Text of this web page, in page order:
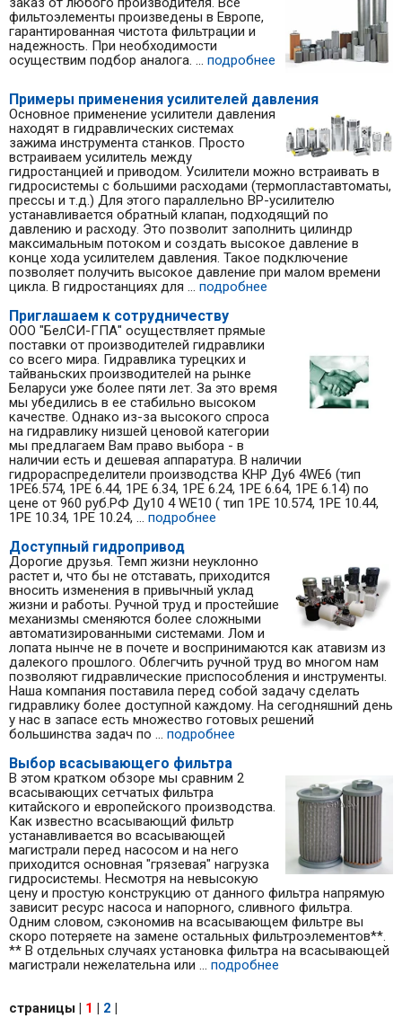
фильтоэлементы произведены в Европе,
гарантированная чистота фильтрации и
надежность. При необходимости
осуществим подбор аналога. ... подробнее
Примеры применения усилителей давления
Основное применение усилители давления
находят в гидравлических системах
зажима инструмента станков. Просто
встраиваем усилитель между
гидростанцией и приводом. Усилители можно встраивать в
гидросистемы с большими расходами (термопластавтоматы,
прессы и т.д.) Для этого параллельно BP-усилителю
устанавливается обратный клапан, подходящий по
давлению и расходу. Это позволит заполнить цилиндр
максимальным потоком и создать высокое давление в
конце хода усилителем давления. Такое подключение
позволяет получить высокое давление при малом времени
цикла. В гидростанциях для ... подробнее
Приглашаем к сотрудничеству
ООО "БелСИ-ГПА" осуществляет прямые
поставки от производителей гидравлики
со всего мира. Гидравлика турецких и
тайваньских производителей на рынке
Беларуси уже более пяти лет. За это время
мы убедились в ее стабильно высоком
качестве. Однако из-за высокого спроса
на гидравлику низшей ценовой категории
мы предлагаем Вам право выбора - в
наличии есть и дешевая аппаратура. В наличии
гидрораспределители производства КНР Ду6 4WE6 (тип
1РЕ6.574, 1РЕ 6.44, 1РЕ 6.34, 1РЕ 6.24, 1РЕ 6.64, 1РЕ 6.14) по
цене от 960 руб.РФ Ду10 4 WE10 ( тип 1РЕ 10.574, 1РЕ 10.44,
1РЕ 10.34, 1РЕ 10.24, ... подробнее
Доступный гидропривод
Дорогие друзья. Темп жизни неуклонно
растет и, что бы не отставать, приходится
вносить изменения в привычный уклад
жизни и работы. Ручной труд и простейшие
механизмы сменяются более сложными
автоматизированными системами. Лом и
лопата нынче не в почете и воспринимаются как атавизм из
далекого прошлого. Облегчить ручной труд во многом нам
позволяют гидравлические приспособления и инструменты.
Наша компания поставила перед собой задачу сделать
гидравлику более доступной каждому. На сегодняшний день
у нас в запасе есть множество готовых решений
большинства задач по ... подробнее
Выбор всасывающего фильтра
В этом кратком обзоре мы сравним 2
всасывающих сетчатых фильтра
китайского и европейского производства.
Как известно всасывающий фильтр
устанавливается во всасывающей
магистрали перед насосом и на него
приходится основная "грязевая" нагрузка
гидросистемы. Несмотря на невысокую
цену и простую конструкцию от данного фильтра напрямую
зависит ресурс насоса и напорного, сливного фильтра.
Одним словом, сэкономив на всасывающем фильтре вы
скоро потеряете на замене остальных фильтроэлементов**.
** В отдельных случаях установка фильтра на всасывающей
магистрали нежелательна или ... подробнее
страницы | 1 | 2 |